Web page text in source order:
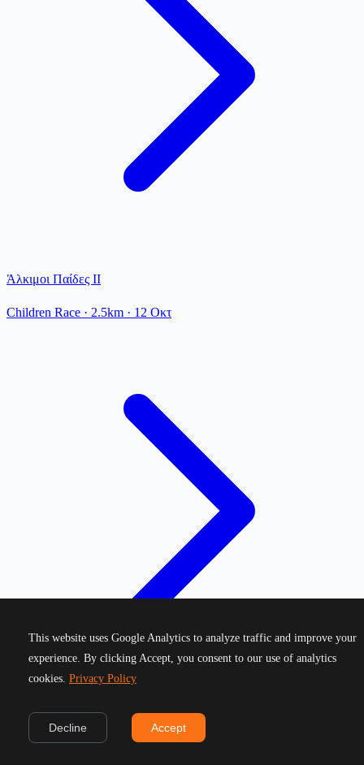
Άλκιμοι Παίδες ΙΙ
Children Race · 2.5km · 12 Οκτ
2026Greek Running Events. All rights reserved.
This website uses Google Analytics to analyze traffic and improve your
experience. By clicking Accept, you consent to our use of analytics
cookies. Privacy Policy
Decline Accept